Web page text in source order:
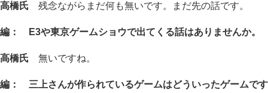
高橋氏 残念ながらまだ何も無いです。まだ先の話です。
編： E3や東京ゲームショウで出てくる話はありませんか。
高橋氏 無いですね。
編： 三上さんが作られているゲームはどういったゲームです